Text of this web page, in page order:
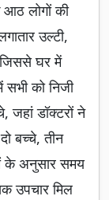
आठ लोगों की
उल्टी,
घर में
को निजी
जहां डॉक्टरों ने
बच्चे, तीन
के अनुसार समय
उपचार मिल